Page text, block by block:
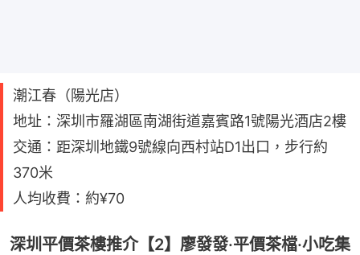
潮江春（陽光店）
地址：深圳市羅湖區南湖街道嘉賓路1號陽光酒店2樓
交通：距深圳地鐵9號線向西村站D1出口，步行約
370米
人均收費：約¥70
深圳平價茶樓推介【2】廖發發·平價茶檔·小吃集